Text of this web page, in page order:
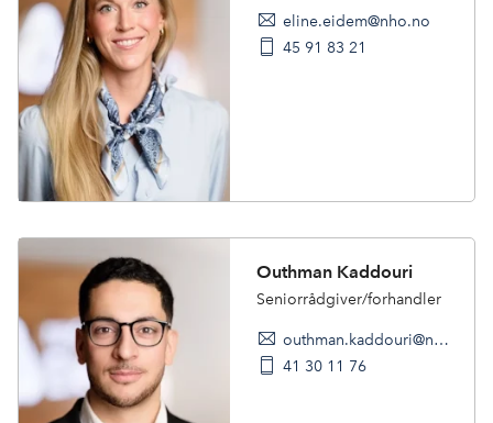
eline.eidem@nho.no
45 91 83 21
Outhman Kaddouri
Seniorrådgiver/forhandler
outhman.kaddouri@nho.no
41 30 11 76